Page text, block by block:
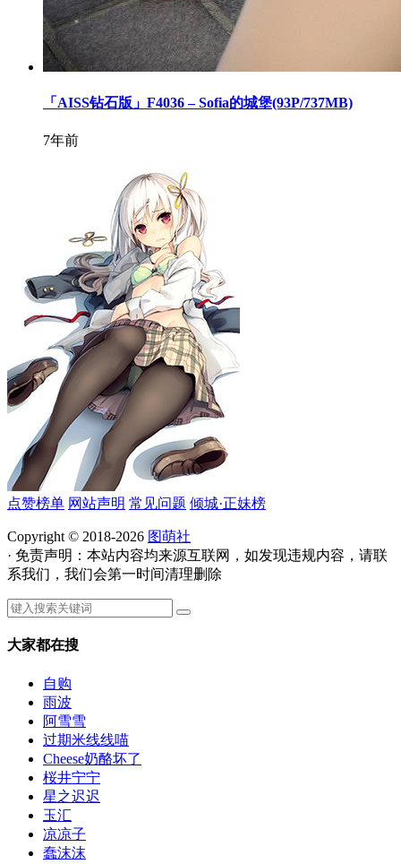
「AISS钻石版」F4036 – Sofia的城堡(93P/737MB)
7年前
点赞榜单 网站声明 常见问题 倾城·正妹榜
Copyright © 2018-2026 图萌社
· 免责声明：本站内容均来源互联网，如发现违规内容，请联
系我们，我们会第一时间清理删除
大家都在搜
自购
雨波
阿雪雪
过期米线线喵
Cheese奶酪坏了
桜井宁宁
星之迟迟
玉汇
凉凉子
蠢沫沫